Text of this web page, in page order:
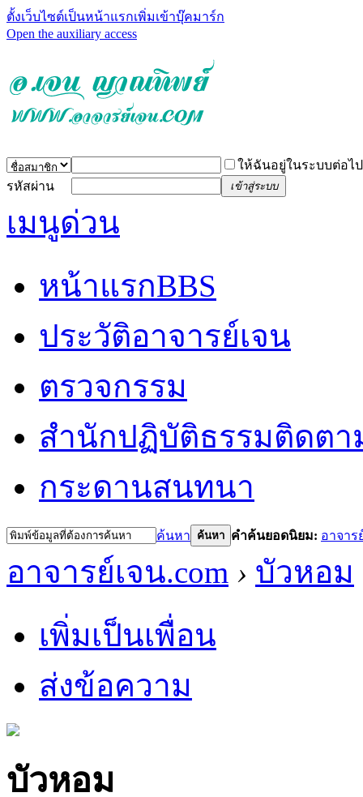
ตั้งเว็บไซต์เป็นหน้าแรกเพิ่มเข้าบุ๊คมาร์ก
Open the auxiliary access
ให้ฉันอยู่ในระบบต่อไป
รหัสผ่าน
เข้าสู่ระบบ
เมนูด่วน
หน้าแรกBBS
ประวัติอาจารย์เจน
ตรวจกรรม
สำนักปฏิบัติธรรมติดต
กระดานสนทนา
ค้นหา ค้นหา คำค้นยอดนิยม: อาจาร
อาจารย์เจน.com › บัวหอม
เพิ่มเป็นเพื่อน
ส่งข้อความ
บัวหอม